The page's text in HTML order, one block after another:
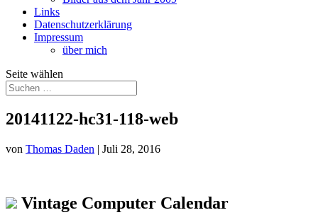
Links
Datenschutzerklärung
Impressum
über mich
Seite wählen
20141122-hc31-118-web
von Thomas Daden | Juli 28, 2016
Vintage Computer Calendar